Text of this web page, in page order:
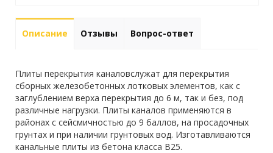
Описание Отзывы Вопрос-ответ
Плиты перекрытия каналовслужат для перекрытия
сборных железобетонных лотковых элементов, как с
заглублением верха перекрытия до 6 м, так и без, под
различные нагрузки. Плиты каналов применяются в
районах с сейсмичностью до 9 баллов, на просадочных
грунтах и при наличии грунтовых вод. Изготавливаются
канальные плиты из бетона класса В25.